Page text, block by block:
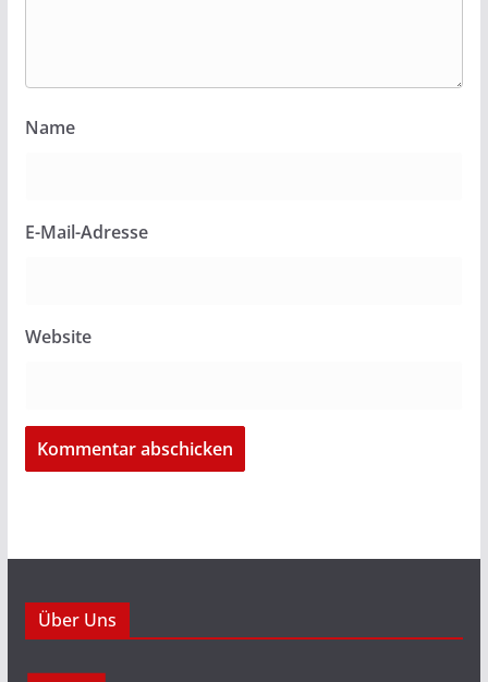
Name
E-Mail-Adresse
Website
Über Uns